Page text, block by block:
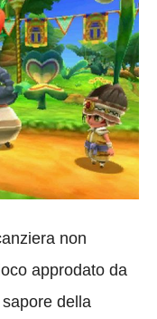
non
approdato da
della